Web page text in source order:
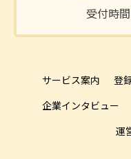
受付時間
サービス案内 登
企業インタビュー
運